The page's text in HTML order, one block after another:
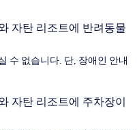
자탄 리조트에 반려동물
수 없습니다. 단, 장애인 안내
자탄 리조트에 주차장이